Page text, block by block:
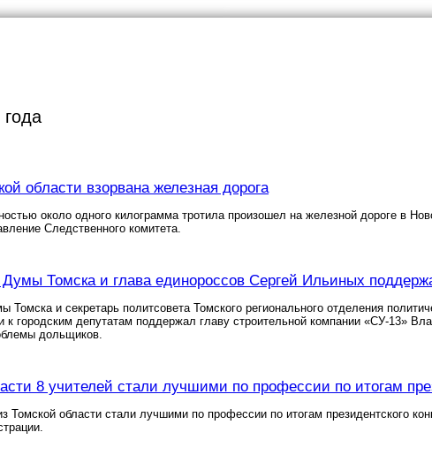
области взорвана железная дорога
около одного килограмма тротила произошел на железной дороге в
Следственного комитета.
Думы Томска и глава единороссов Сергей Ильиных
Томска и секретарь политсовета Томского регионального отделения
к городским депутатам поддержал главу строительной компании «СУ-13»
дольщиков.
8 учителей стали лучшими по профессии по итогам
Томской области стали лучшими по профессии по итогам президентского